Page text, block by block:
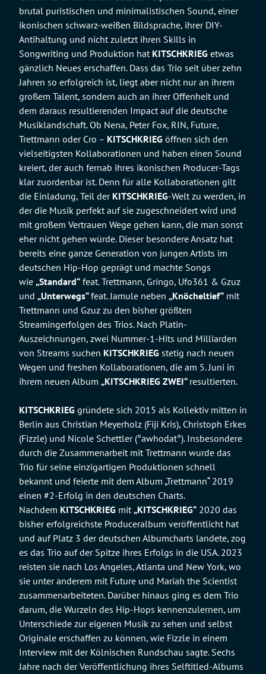
brutal puristischen und minimalistischen Sound, einer
ikonischen schwarz-weißen Bildsprache, ihrer DIY-
Antihaltung und nicht zuletzt ihren Skills in
Songwriting und Produktion hat KITSCHKRIEG etwas
gänzlich Neues erschaffen. Dass das Trio seit über zehn
Jahren so erfolgreich ist, liegt aber nicht nur an ihrem
großem Talent, sondern auch an ihrer Offenheit und
dem daraus resultierenden Impact auf die deutsche
Musiklandschaft. Ob Nena, Peter Fox, RIN, Future,
Trettmann oder Cro – KITSCHKRIEG öffnen sich den
vielseitigsten Kollaborationen und haben einen Sound
kreiert, der auch fernab ihres ikonischen Producer-Tags
klar zuordenbar ist. Denn für alle Kollaborationen gilt
die Einladung, Teil der KITSCHKRIEG-Welt zu werden, in
der die Musik perfekt auf sie zugeschneidert wird und
mit großem Vertrauen Wege gehen kann, die man sonst
eher nicht gehen würde. Dieser besondere Ansatz hat
bereits eine ganze Generation von jungen Artists im
deutschen Hip-Hop geprägt und machte Songs
wie „Standard“ feat. Trettmann, Gringo, Ufo361 & Gzuz
und „Unterwegs“feat. Jamule neben „Knöcheltief“ mit
Trettmann und Gzuz zu den bisher größten
Streamingerfolgen des Trios. Nach Platin-
Auszeichnungen, zwei Nummer-1-Hits und Milliarden
von Streams suchen KITSCHKRIEG stetig nach neuen
Wegen und freshen Kollaborationen, die am 5. Juni in
ihrem neuen Album „KITSCHKRIEG ZWEI“ resultierten.
KITSCHKRIEG gründete sich 2015 als Kollektiv mitten in
Berlin aus Christian Meyerholz (Fiji Kris), Christoph Erkes
(Fizzle) und Nicole Schettler (°awhodat°). Insbesondere
durch die Zusammenarbeit mit Trettmann wurde das
Trio für seine einzigartigen Produktionen schnell
bekannt und feierte mit dem Album „Trettmann“ 2019
einen #2-Erfolg in den deutschen Charts.
Nachdem KITSCHKRIEG mit„KITSCHKRIEG“ 2020 das
bisher erfolgreichste Produceralbum veröffentlicht hat
und auf Platz 3 der deutschen Albumcharts landete, zog
es das Trio auf der Spitze ihres Erfolgs in die USA. 2023
reisten sie nach Los Angeles, Atlanta und New York, wo
sie unter anderem mit Future und Mariah the Scientist
zusammenarbeiteten. Darüber hinaus ging es dem Trio
darum, die Wurzeln des Hip-Hops kennenzulernen, um
Unterschiede zur eigenen Musik zu sehen und selbst
Originale erschaffen zu können, wie Fizzle in einem
Interview mit der Kölnischen Rundschau sagte. Sechs
Jahre nach der Veröffentlichung ihres Selftitled-Albums